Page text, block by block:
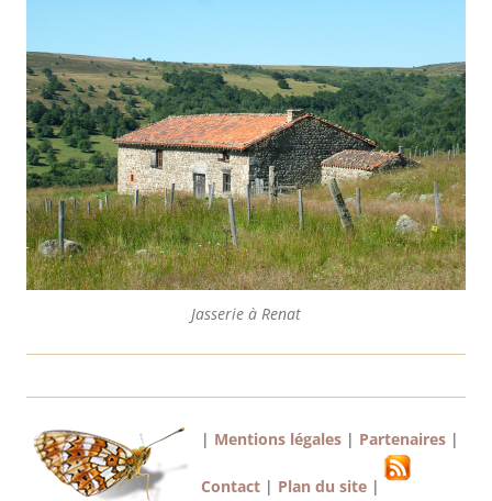
Jasserie à Renat
| Mentions légales | Partenaires |
Contact | Plan du site |